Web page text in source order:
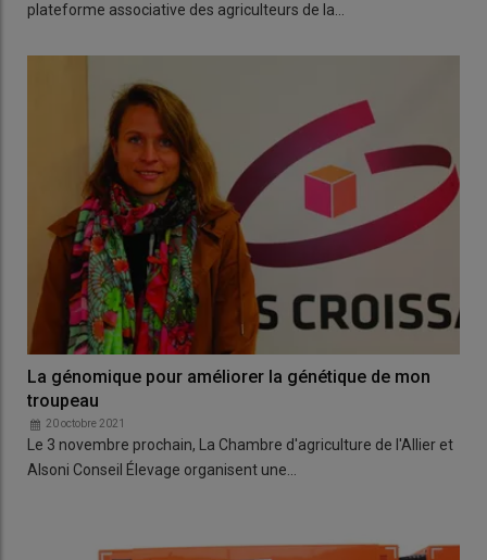
plateforme associative des agriculteurs de la…
La génomique pour améliorer la génétique de mon
troupeau
20 octobre 2021
Le 3 novembre prochain, La Chambre d'agriculture de l'Allier et
Alsoni Conseil Élevage organisent une…